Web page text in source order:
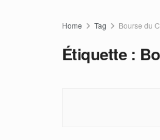
Home Tag Bourse du
Étiquette :